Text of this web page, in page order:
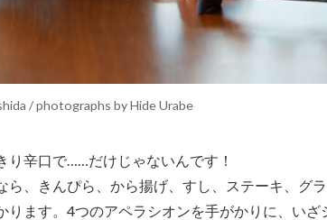
/ photographs by Hide Urabe
り辛口で……だけじゃないんです！
ら、きんぴら、から揚げ、すし、ステーキ、グ
ります。4つのアペラシオンを手がかりに、いざ